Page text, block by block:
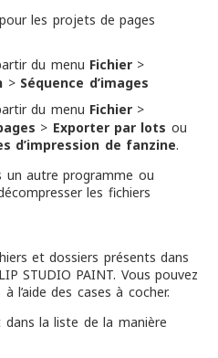
les projets de pages
du menu Fichier >
> Séquence d’images
du menu Fichier >
> Exporter par lots ou
d’impression de fanzine.
un autre programme ou
les fichiers
et dossiers présents dans
STUDIO PAINT. Vous pouvez
l’aide des cases à cocher.
la liste de la manière